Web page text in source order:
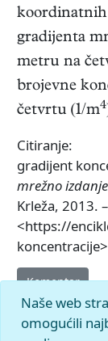
koordinatnih
gradijenta
metru na
brojevne
četvrtu (1/m4
Citiranje:
gradijent
mrežno
Krleža, 2013.
<https://
Komentar
Naše web
omogućili